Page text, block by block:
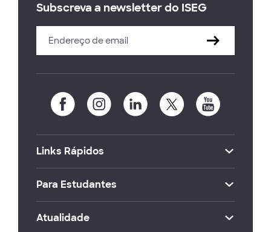
Subscreva a newsletter do ISEG
Links Rápidos
Para Estudantes
Atualidade